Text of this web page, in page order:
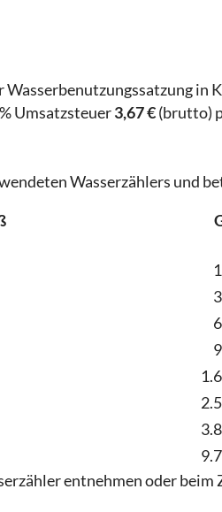
in
Umsatzsteuer3,67 €(brutto)
Wasserzählers und
entnehmen oder beim